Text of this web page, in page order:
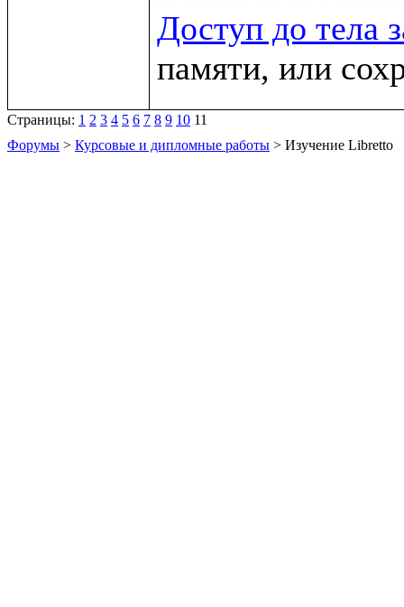
Доступ до тела
памяти, или
Страницы: 1 2 3 4 5 6 7 8 9 10 11
Форумы > Курсовые и дипломные работы > Изучение Libretto